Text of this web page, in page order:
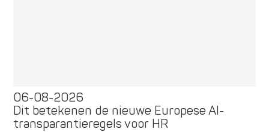
06-08-2026
Dit betekenen de nieuwe Europese AI-
transparantieregels voor HR